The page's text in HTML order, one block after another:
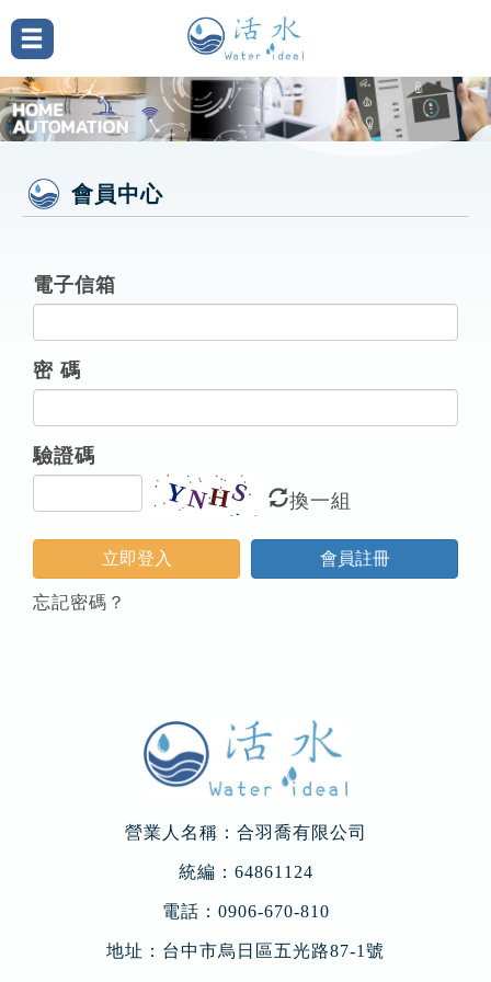
會員中心
電子信箱
密 碼
驗證碼
換一組
立即登入 會員註冊
忘記密碼？
營業人名稱：合羽喬有限公司
統編：64861124
電話： 0906-670-810
地址： 台中市烏日區五光路87-1號